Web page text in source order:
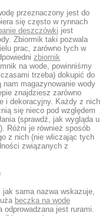
przeznaczony jest do
się często w rynnach
deszczówki jest
Zbiormik taki pozwala
prac, zarówno tych w
zbiornik
na wode, powinniśmy
trzeba) dokupić do
magazynowanie wody
znajdziesz zarówno
i dekoracyjny. Każdy z nich
się nieco pod względem
(sprawdź, jak wygląda u
). Różni je również sposób
z nich (nie wliczając tych
związanych z
jak sama nazwa wskazuje,
beczka na wode
odprowadzana jest rurami.